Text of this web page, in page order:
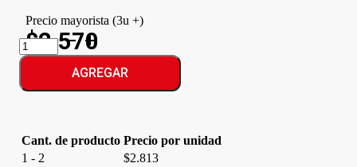
Precio mayorista (3u +)
$2.570
FRIZZE
EVOLUTION
BLUE
AGREGAR
Cant. de producto Precio por unidad
1 - 2
$2.813